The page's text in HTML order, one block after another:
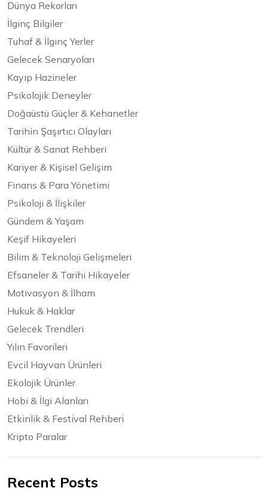
Dünya Rekorları
İlginç Bilgiler
Tuhaf & İlginç Yerler
Gelecek Senaryoları
Kayıp Hazineler
Psikolojik Deneyler
Doğaüstü Güçler & Kehanetler
Tarihin Şaşırtıcı Olayları
Kültür & Sanat Rehberi
Kariyer & Kişisel Gelişim
Finans & Para Yönetimi
Psikoloji & İlişkiler
Gündem & Yaşam
Keşif Hikayeleri
Bilim & Teknoloji Gelişmeleri
Efsaneler & Tarihi Hikayeler
Motivasyon & İlham
Hukuk & Haklar
Gelecek Trendleri
Yılın Favorileri
Evcil Hayvan Ürünleri
Ekolojik Ürünler
Hobi & İlgi Alanları
Etkinlik & Festival Rehberi
Kripto Paralar
Recent Posts